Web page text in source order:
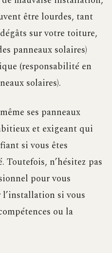
être lourdes, tant
sur votre toiture,
panneaux solaires)
(responsabilité en
solaires).
ses panneaux
et exigeant qui
si vous êtes
n’hésitez pas
pour vous
si vous
ou la